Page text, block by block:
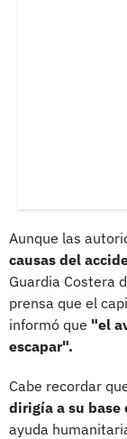
Aunque las
causas del
Guardia Costera
prensa que el
informó que "el
escapar".
Cabe recordar
dirigía a su base
ayuda